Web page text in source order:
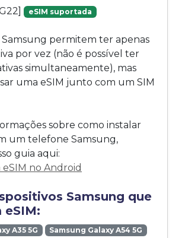
eSIM suportada
permitem ter apenas
por vez (não é possível ter
simultaneamente), mas
uma eSIM junto com um SIM
sobre como instalar
um telefone Samsung,
guia aqui:
eSIM no Android
Samsung que
eSIM:
A35 5G
Samsung Galaxy A54 5G